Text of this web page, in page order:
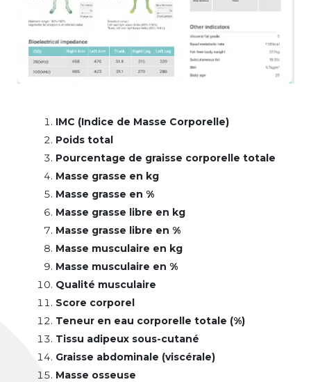
IMC (Indice de Masse Corporelle)
Poids total
Pourcentage de graisse corporelle totale
Masse grasse en kg
Masse grasse en %
Masse grasse libre en kg
Masse grasse libre en %
Masse musculaire en kg
Masse musculaire en %
Qualité musculaire
Score corporel
Teneur en eau corporelle totale (%)
Tissu adipeux sous-cutané
Graisse abdominale (viscérale)
Masse osseuse